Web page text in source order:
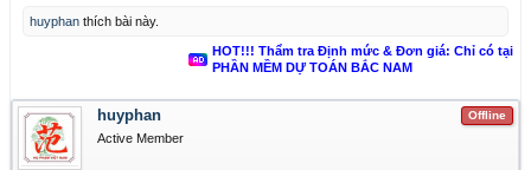
huyphan thích bài này.
HOT!!! Thẩm tra Định mức & Đơn giá: Chỉ có tại
PHẦN MỀM DỰ TOÁN BẮC NAM
Offline
huyphan
Active Member